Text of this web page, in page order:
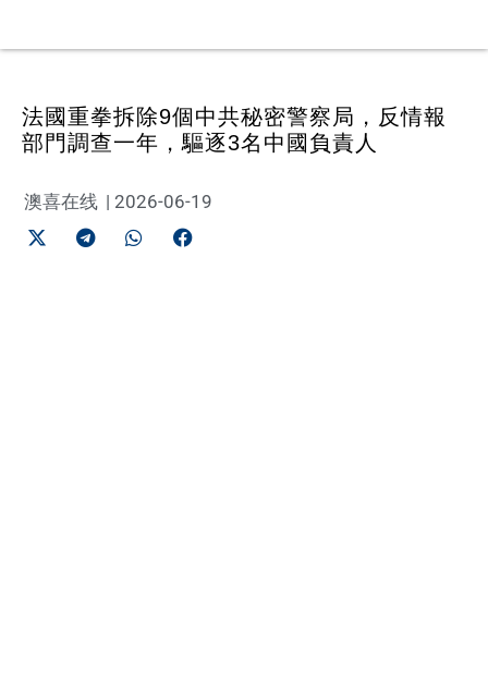
法國重拳拆除9個中共秘密警察局，反情報
部門調查一年，驅逐3名中國負責人
澳喜在线 | 2026-06-19